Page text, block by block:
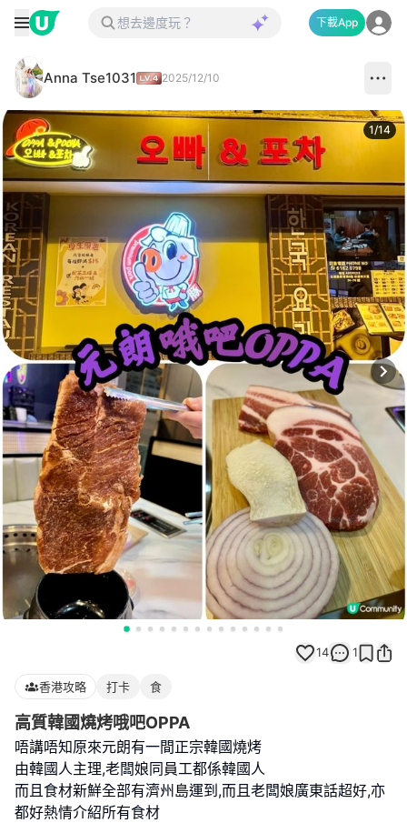
下載App
Anna Tse1031 2025/12/10
1/14
14 1
香港攻略 打卡 食
高質韓國燒烤哦吧OPPA
唔講唔知原來元朗有一間正宗韓國燒烤
由韓國人主理,老闆娘同員工都係韓國人
而且食材新鮮全部有濟州島運到,而且老闆娘廣東話超好,亦
都好熱情介紹所有食材